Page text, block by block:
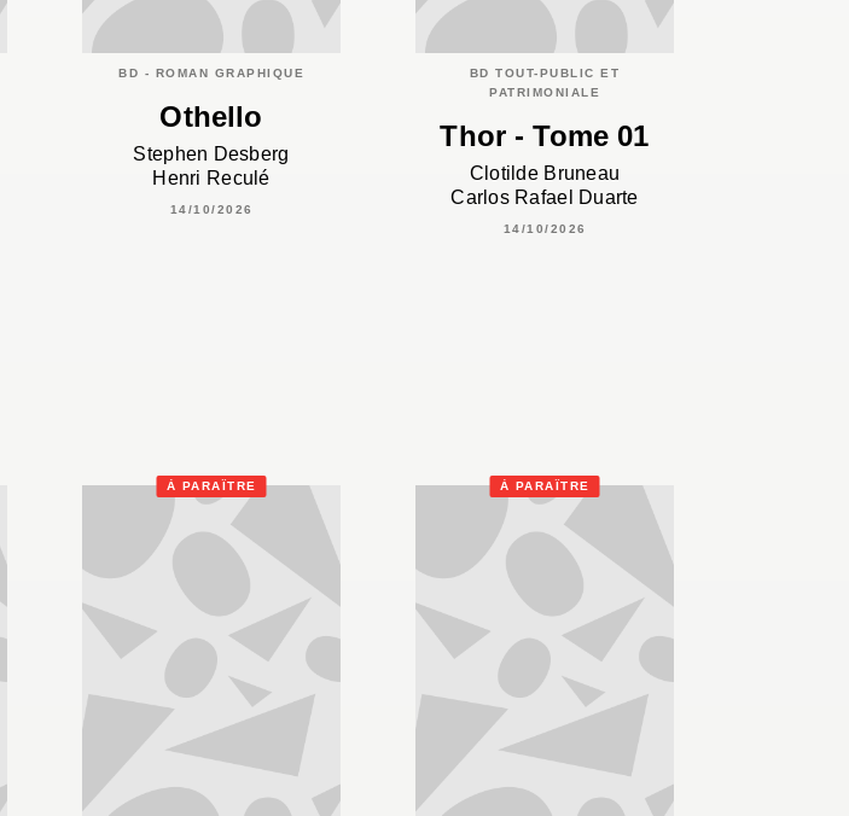
BD - ROMAN GRAPHIQUE
Othello
Stephen Desberg
Henri Reculé
14/10/2026
BD TOUT-PUBLIC ET
PATRIMONIALE
Thor - Tome 01
Clotilde Bruneau
Carlos Rafael Duarte
14/10/2026
À PARAÎTRE À PARAÎTRE